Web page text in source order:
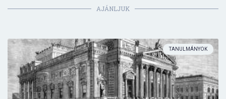
AJÁNLJUK
TANULMÁNYOK